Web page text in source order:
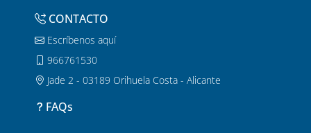
CONTACTO
Escríbenos aquí
966761530
Jade 2 - 03189 Orihuela Costa - Alicante
FAQs